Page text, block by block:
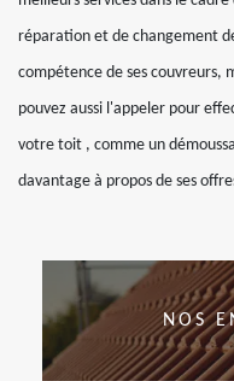
réparation et de changement
compétence de ses couvreurs,
pouvez aussi l'appeler pour
votre toit , comme un
davantage à propos de ses
NOS